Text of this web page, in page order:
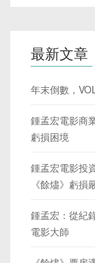
最新文章
年末倒數，
鍾孟宏電影商
虧損困境
鍾孟宏電影投
《餘燼》虧
鍾孟宏：從紀
電影大師